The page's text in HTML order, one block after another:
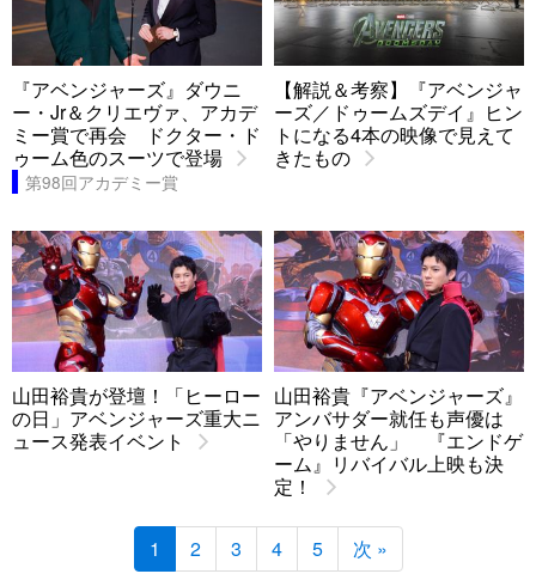
『アベンジャーズ』ダウニ
ー・Jr＆クリエヴァ、アカデ
ミー賞で再会 ドクター・ド
ゥーム色のスーツで登場
第98回アカデミー賞
【解説＆考察】『アベンジャ
ーズ／ドゥームズデイ』ヒン
トになる4本の映像で見えて
きたもの
山田裕貴が登壇！「ヒーロー
の日」アベンジャーズ重大ニ
ュース発表イベント
山田裕貴『アベンジャーズ』
アンバサダー就任も声優は
「やりません」 『エンドゲ
ーム』リバイバル上映も決
定！
1 2 3 4 5 次 »